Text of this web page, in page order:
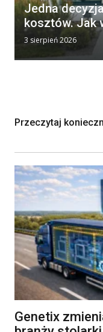
Jedna
kosztów. Jak
3 sierpień 2026
Przeczytaj
Genetix